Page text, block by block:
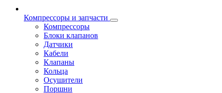
Компрессоры и запчасти
Компрессоры
Блоки клапанов
Датчики
Кабели
Клапаны
Кольца
Осушители
Поршни